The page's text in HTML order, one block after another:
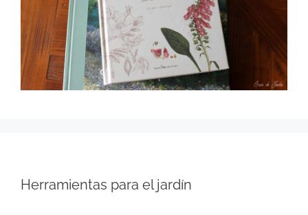
Herramientas para el jardín